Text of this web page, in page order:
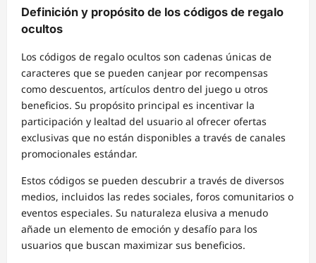
Definición y propósito de los códigos de regalo
ocultos
Los códigos de regalo ocultos son cadenas únicas de
caracteres que se pueden canjear por recompensas
como descuentos, artículos dentro del juego u otros
beneficios. Su propósito principal es incentivar la
participación y lealtad del usuario al ofrecer ofertas
exclusivas que no están disponibles a través de canales
promocionales estándar.
Estos códigos se pueden descubrir a través de diversos
medios, incluidos las redes sociales, foros comunitarios o
eventos especiales. Su naturaleza elusiva a menudo
añade un elemento de emoción y desafío para los
usuarios que buscan maximizar sus beneficios.